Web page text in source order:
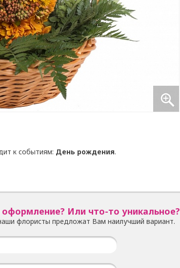
к событиям: День рождения.
Или что-то уникальное?
флористы предложат Вам наилучший вариант.